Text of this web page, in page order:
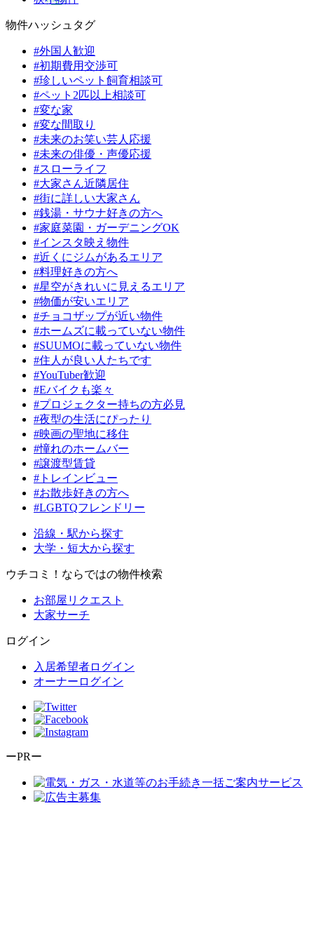
物件ハッシュタグ
#外国人歓迎
#初期費用交渉可
#珍しいペット飼育相談可
#ペット2匹以上相談可
#変な家
#変な間取り
#未来のお笑い芸人応援
#未来の俳優・声優応援
#スローライフ
#大家さん近隣居住
#街に詳しい大家さん
#銭湯・サウナ好きの方へ
#家庭菜園・ガーデニングOK
#インスタ映え物件
#近くにジムがあるエリア
#料理好きの方へ
#星空がきれいに見えるエリア
#物価が安いエリア
#チョコザップが近い物件
#ホームズに載っていない物件
#SUUMOに載っていない物件
#住人が良い人たちです
#YouTuber歓迎
#Eバイクも楽々
#プロジェクター持ちの方必見
#夜型の生活にぴったり
#映画の聖地に移住
#憧れのホームバー
#譲渡型賃貸
#トレインビュー
#お散歩好きの方へ
#LGBTQフレンドリー
沿線・駅から探す
大学・短大から探す
ウチコミ！ならではの物件検索
お部屋リクエスト
大家サーチ
ログイン
入居希望者ログイン
オーナーログイン
ーPRー